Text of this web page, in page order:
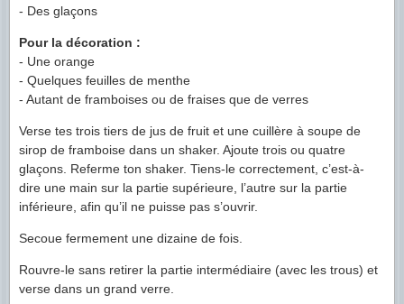
- Des glaçons
Pour la décoration :
- Une orange
- Quelques feuilles de menthe
- Autant de framboises ou de fraises que de verres
Verse tes trois tiers de jus de fruit et une cuillère à soupe de
sirop de framboise dans un shaker. Ajoute trois ou quatre
glaçons. Referme ton shaker. Tiens-le correctement, c’est-à-
dire une main sur la partie supérieure, l’autre sur la partie
inférieure, afin qu’il ne puisse pas s’ouvrir.
Secoue fermement une dizaine de fois.
Rouvre-le sans retirer la partie intermédiaire (avec les trous) et
verse dans un grand verre.